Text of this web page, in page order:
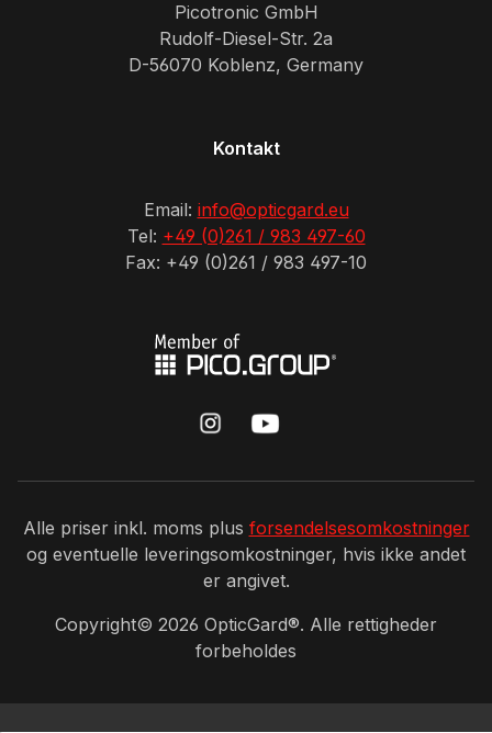
Picotronic GmbH
Rudolf-Diesel-Str. 2a
D-56070 Koblenz, Germany
Kontakt
Email: info@opticgard.eu
Tel: +49 (0)261 / 983 497-60
Fax: +49 (0)261 / 983 497-10
Alle priser inkl. moms plus forsendelsesomkostninger
og eventuelle leveringsomkostninger, hvis ikke andet
er angivet.
Copyright© 2026 OpticGard®. Alle rettigheder
forbeholdes